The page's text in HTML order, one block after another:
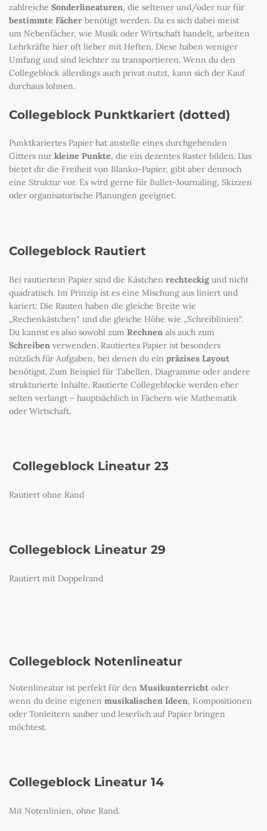
zahlreiche Sonderlineaturen, die seltener und/oder nur für
bestimmte Fächer benötigt werden. Da es sich dabei meist
um Nebenfächer, wie Musik oder Wirtschaft handelt, arbeiten
Lehrkräfte hier oft lieber mit Heften. Diese haben weniger
Umfang und sind leichter zu transportieren. Wenn du den
Collegeblock allerdings auch privat nutzt, kann sich der Kauf
durchaus lohnen.
Collegeblock Punktkariert (dotted)
Punktkariertes Papier hat anstelle eines durchgehenden
Gitters nur kleine Punkte, die ein dezentes Raster bilden. Das
bietet dir die Freiheit von Blanko-Papier, gibt aber dennoch
eine Struktur vor. Es wird gerne für Bullet-Journaling, Skizzen
oder organisatorische Planungen geeignet.
Collegeblock Rautiert
Bei rautiertem Papier sind die Kästchen rechteckig und nicht
quadratisch. Im Prinzip ist es eine Mischung aus liniert und
kariert: Die Rauten haben die gleiche Breite wie
„Rechenkästchen“ und die gleiche Höhe wie „Schreiblinien“.
Du kannst es also sowohl zum Rechnen als auch zum
Schreiben verwenden. Rautiertes Papier ist besonders
nützlich für Aufgaben, bei denen du ein präzises Layout
benötigst. Zum Beispiel für Tabellen, Diagramme oder andere
strukturierte Inhalte. Rautierte Collegeblocke werden eher
selten verlangt – hauptsächlich in Fächern wie Mathematik
oder Wirtschaft.
Collegeblock Lineatur 23
Rautiert ohne Rand
Collegeblock Lineatur 29
Rautiert mit Doppelrand
Collegeblock Notenlineatur
Notenlineatur ist perfekt für den Musikunterricht oder
wenn du deine eigenen musikalischen Ideen, Kompositionen
oder Tonleitern sauber und leserlich auf Papier bringen
möchtest.
Collegeblock Lineatur 14
Mit Notenlinien, ohne Rand.